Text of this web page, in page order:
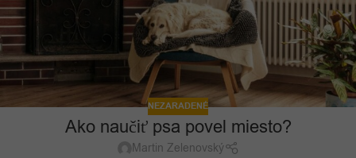
NEZARADENÉ
Ako naučiť psa povel miesto?
Martin Zelenovský